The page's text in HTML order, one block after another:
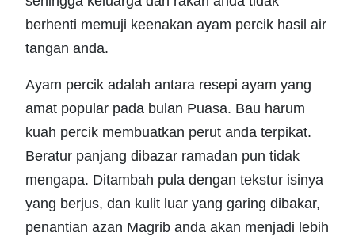
berhenti memuji keenakan ayam percik hasil air
tangan anda.
Ayam percik adalah antara resepi ayam yang
amat popular pada bulan Puasa. Bau harum
kuah percik membuatkan perut anda terpikat.
Beratur panjang dibazar ramadan pun tidak
mengapa. Ditambah pula dengan tekstur isinya
yang berjus, dan kulit luar yang garing dibakar,
penantian azan Magrib anda akan menjadi lebih